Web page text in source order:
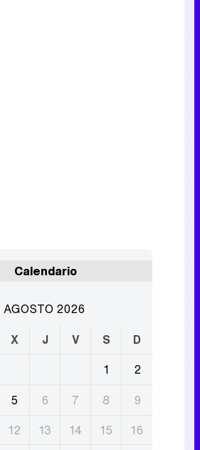
Calendario
AGOSTO 2026
X J V S
D
1
2
5 6 7 8
9
12 13 14 15
16